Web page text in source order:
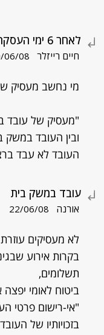
לאחר 6 ימי העסקה בכלל אתה נחשב מעסיק
חיים רייזלר 06/08
מי נחשב מעסיק
"מעסיק של עובד
העובד לא עבד
עובד במשק בית
אורנה 22/06/08
לא מעסיקים
בקרות אירוע
תשלומים,
ביטוח לאומי
"אי-רישום פרטי
בזכויותיו של